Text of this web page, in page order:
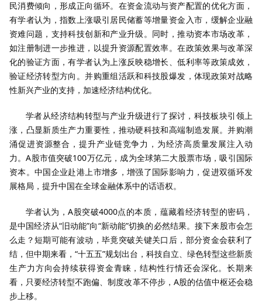
民消费倾向，形成正向循环。在资金流动与资产配置的优化方面，
有学者认为，指数上涨吸引居民储蓄等增量资金入市，缓解企业融
资难问题，支持科技创新和产业升级。同时，推动资本市场改革，
如注册制进一步推进，以提升资源配置效率。在政策效果与改革深
化的验证方面，有学者认为上涨反映稳增长、低利率等政策成效，
验证经济转型方向。并购重组活跃和科技股爆发，体现政策对战略
性新兴产业的支持，加速经济结构优化。
学者从经济结构转型与产业升级进行了探讨，科技板块引领上
涨，凸显新质生产力重要性，推动硬科技和高端制造发展。并购潮
涌促进资源整合，提升产业链竞争力，为经济高质量发展注入动
力。A股市值突破100万亿元，成为全球第二大股票市场，吸引国际
资本。中国企业赴港上市增多，增强了国际影响力，促进双循环发
展格局，提升中国在全球金融体系中的话语权。
学者认为，A股突破4000点的本质，蕴藏着经济转型的密码，
是中国经济从“旧动能”向“新动能”切换的必然结果。接下来股市会怎
么走？短期可能有波动，毕竟突破关键关口后，部分资金会获利了
结，但中期来看，“十五五”规划出台，科技自立、绿色转型这些新质
生产力方向会持续获得资金青睐，结构性行情还会深化。长期来
看，只要经济转型不跑偏、制度改革不停步，A股的估值中枢还会稳
步上移。